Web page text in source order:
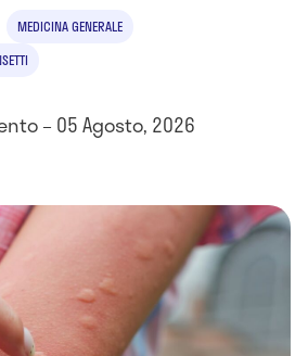
MEDICINA GENERALE
– 05 Agosto, 2026